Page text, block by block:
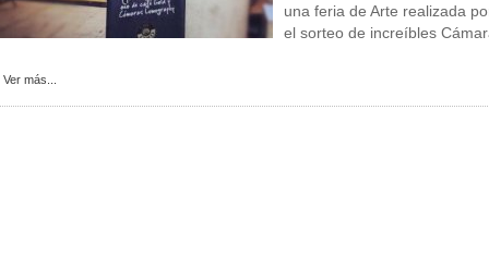
una feria de Arte realizada
el sorteo de increíbles
Ver más...